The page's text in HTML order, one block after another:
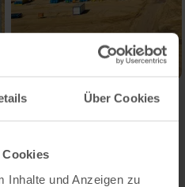
Über Cookies
Cookies
Inhalte und Anzeigen zu